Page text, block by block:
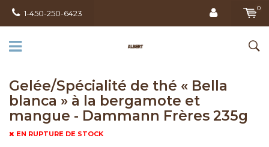
1-450-250-6423
0
Gelée/Spécialité de thé « Bella
blanca » à la bergamote et
mangue - Dammann Frères 235g
EN RUPTURE DE STOCK